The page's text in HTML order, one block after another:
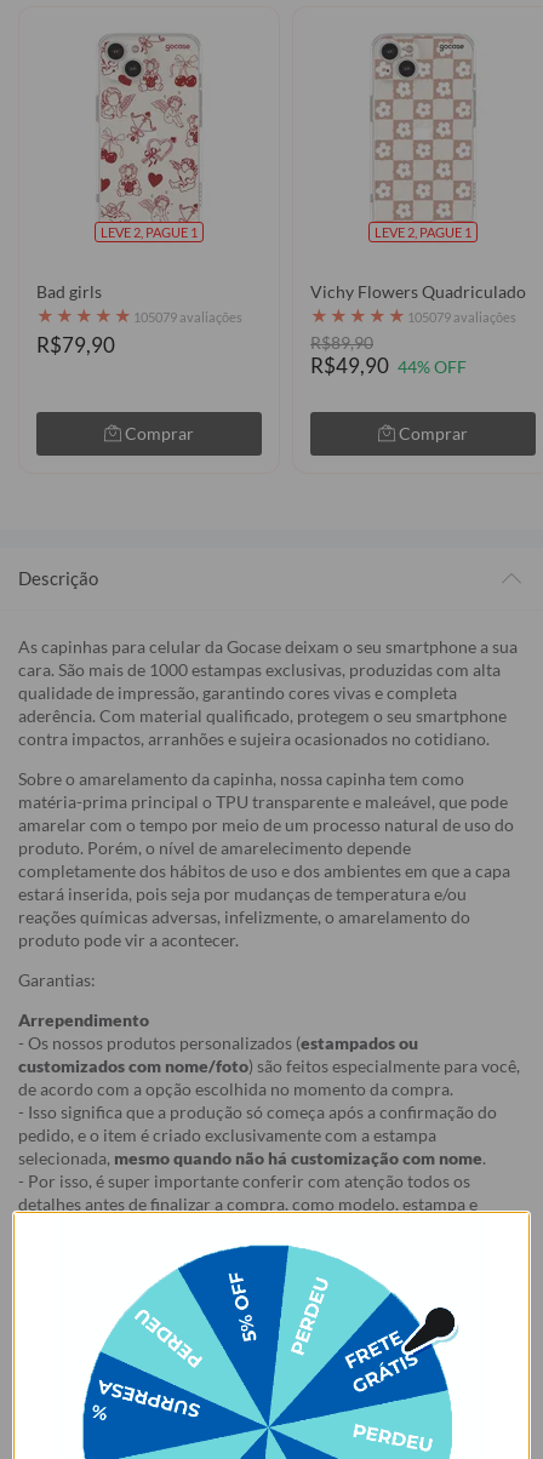
LEVE 2, PAGUE 1
Bad girls
★ ★ ★ ★ ★ 105079 avaliações
R$79,90
Comprar
LEVE 2, PAGUE 1
Vichy Flowers Quadriculado
★ ★ ★ ★ ★ 105079 avaliações
R$89,90
R$49,90 44% OFF
Comprar
Descrição
As capinhas para celular da Gocase deixam o seu smartphone a sua
cara. São mais de 1000 estampas exclusivas, produzidas com alta
qualidade de impressão, garantindo cores vivas e completa
aderência. Com material qualificado, protegem o seu smartphone
contra impactos, arranhões e sujeira ocasionados no cotidiano.
Sobre o amarelamento da capinha, nossa capinha tem como
matéria-prima principal o TPU transparente e maleável, que pode
amarelar com o tempo por meio de um processo natural de uso do
produto. Porém, o nível de amarelecimento depende
completamente dos hábitos de uso e dos ambientes em que a capa
estará inserida, pois seja por mudanças de temperatura e/ou
reações químicas adversas, infelizmente, o amarelamento do
produto pode vir a acontecer.
Garantias:
Arrependimento
- Os nossos produtos personalizados (estampados ou
customizados com nome/foto) são feitos especialmente para você,
de acordo com a opção escolhida no momento da compra.
- Isso significa que a produção só começa após a confirmação do
pedido, e o item é criado exclusivamente com a estampa
selecionada, mesmo quando não há customização com nome.
- Por isso, é super importante conferir com atenção todos os
detalhes antes de finalizar a compra, como modelo, estampa e
- Após o início da produção,
não é possível realizar
cancelamentos ou alterações , pois o produto não pode retornar
- Descascamento: 6 meses;
- Amarelamento: 6 meses;
- Demais defeitos de fábrica: 3 meses.